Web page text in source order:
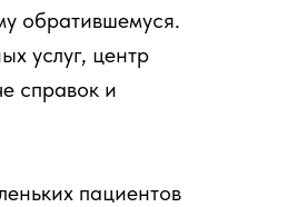
обратившемуся.
услуг, центр
справок и
пациентов